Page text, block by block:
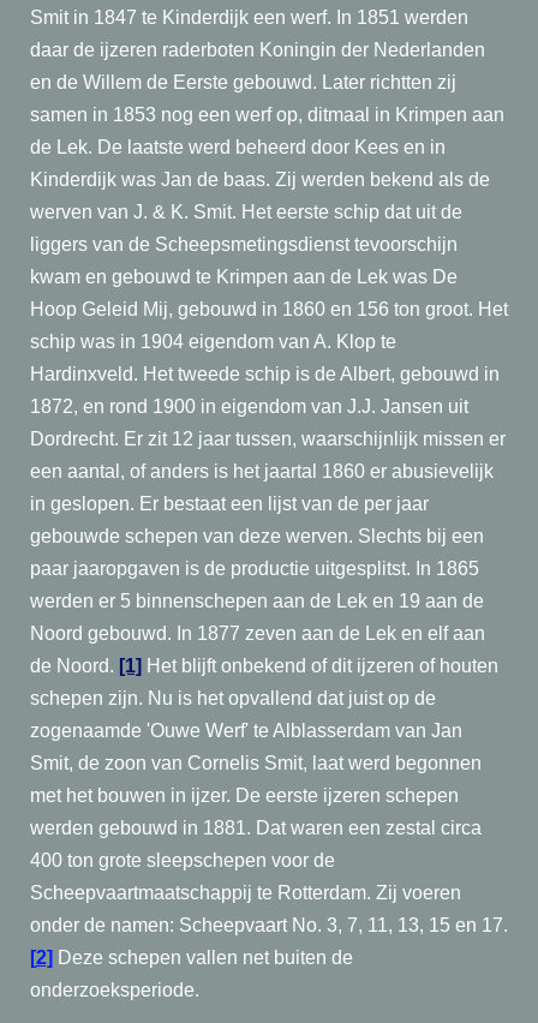
Smit in 1847 te Kinderdijk een werf. In 1851 werden
daar de ijzeren raderboten Koningin der Nederlanden
en de Willem de Eerste gebouwd. Later richtten zij
samen in 1853 nog een werf op, ditmaal in Krimpen aan
de Lek. De laatste werd beheerd door Kees en in
Kinderdijk was Jan de baas. Zij werden bekend als de
werven van J. & K. Smit. Het eerste schip dat uit de
liggers van de Scheepsmetingsdienst tevoorschijn
kwam en gebouwd te Krimpen aan de Lek was De
Hoop Geleid Mij, gebouwd in 1860 en 156 ton groot. Het
schip was in 1904 eigendom van A. Klop te
Hardinxveld. Het tweede schip is de Albert, gebouwd in
1872, en rond 1900 in eigendom van J.J. Jansen uit
Dordrecht. Er zit 12 jaar tussen, waarschijnlijk missen er
een aantal, of anders is het jaartal 1860 er abusievelijk
in geslopen. Er bestaat een lijst van de per jaar
gebouwde schepen van deze werven. Slechts bij een
paar jaaropgaven is de productie uitgesplitst. In 1865
werden er 5 binnenschepen aan de Lek en 19 aan de
Noord gebouwd. In 1877 zeven aan de Lek en elf aan
de Noord. [1] Het blijft onbekend of dit ijzeren of houten
schepen zijn. Nu is het opvallend dat juist op de
zogenaamde 'Ouwe Werf' te Alblasserdam van Jan
Smit, de zoon van Cornelis Smit, laat werd begonnen
met het bouwen in ijzer. De eerste ijzeren schepen
werden gebouwd in 1881. Dat waren een zestal circa
400 ton grote sleepschepen voor de
Scheepvaartmaatschappij te Rotterdam. Zij voeren
onder de namen: Scheepvaart No. 3, 7, 11, 13, 15 en 17.
[2] Deze schepen vallen net buiten de
onderzoeksperiode.